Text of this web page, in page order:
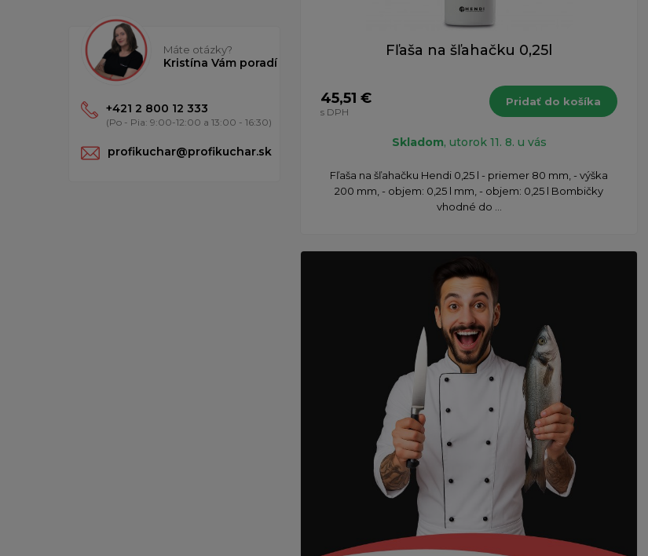
Máte otázky?
Kristína Vám poradí
+421 2 800 12 333
(Po - Pia: 9:00-12:00 a 13:00 - 16:30)
profikuchar@profikuchar.sk
Fľaša na šľahačku 0,25l
45,51 €
s DPH
Pridať do košíka
Skladom, utorok 11. 8. u vás
Fľaša na šľahačku Hendi 0,25 l - priemer 80 mm, - výška
200 mm, - objem: 0,25 l mm, - objem: 0,25 l Bombičky
vhodné do ...